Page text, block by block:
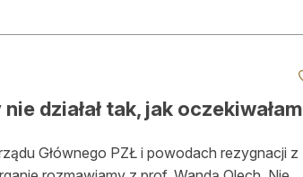
działał tak, jak oczekiwałam
Głównego PZŁ i powodach rezygnacji z